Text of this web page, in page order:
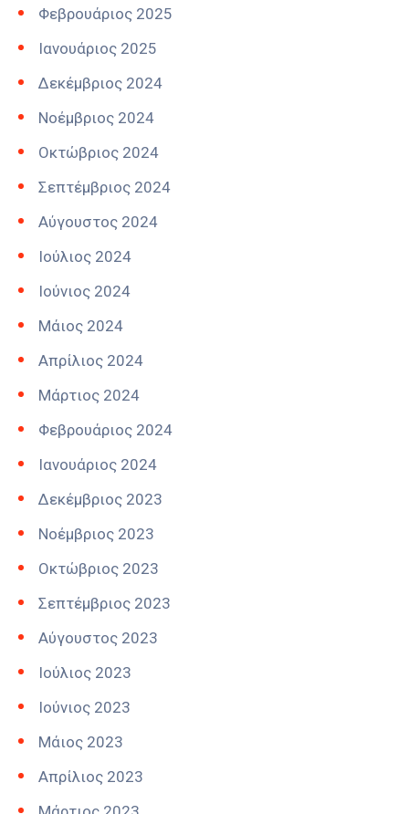
Φεβρουάριος 2025
Ιανουάριος 2025
Δεκέμβριος 2024
Νοέμβριος 2024
Οκτώβριος 2024
Σεπτέμβριος 2024
Αύγουστος 2024
Ιούλιος 2024
Ιούνιος 2024
Μάιος 2024
Απρίλιος 2024
Μάρτιος 2024
Φεβρουάριος 2024
Ιανουάριος 2024
Δεκέμβριος 2023
Νοέμβριος 2023
Οκτώβριος 2023
Σεπτέμβριος 2023
Αύγουστος 2023
Ιούλιος 2023
Ιούνιος 2023
Μάιος 2023
Απρίλιος 2023